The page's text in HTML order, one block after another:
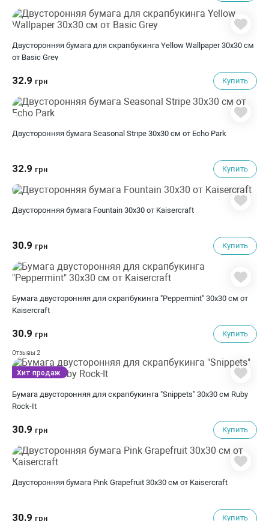
Двусторонняя бумага для скрапбукинга Yellow Wallpaper 30х30 см
от Basic Grey
32.9 грн Купить
Двусторонняя бумага Seasonal Stripe 30х30 см от Echo Park
32.9 грн Купить
Двусторонняя бумага Fountain 30х30 от Kaisercraft
30.9 грн Купить
Бумага двусторонняя для скрапбукинга "Peppermint" 30х30 см от
Kaisercraft
30.9 грн Купить
Отзывы 2
Бумага двусторонняя для скрапбукинга "Snippets" 30х30 см Ruby
Rock-It
30.9 грн Купить
Хит продаж
Двусторонняя бумага Pink Grapefruit 30х30 см от Kaisercraft
30.9 грн Купить